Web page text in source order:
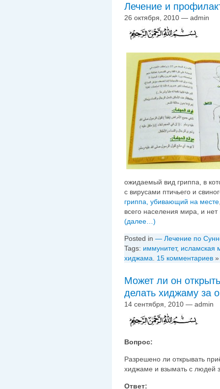
Лечение и
26 октября, 2010 — admin
ожидаемый вид гриппа, в
с вирусами птичьего и
гриппа, убивающий на месте
всего населения мира, и
(далее…)
Posted in — Лечение по
Tags: иммунитет, исламская
хиджама. 15 комментариев »
Может ли он
делать хиджаму за
14 сентября, 2010 — admin
Вопрос:
Разрешено ли открывать
хиджаме и взымать с людей
Ответ: